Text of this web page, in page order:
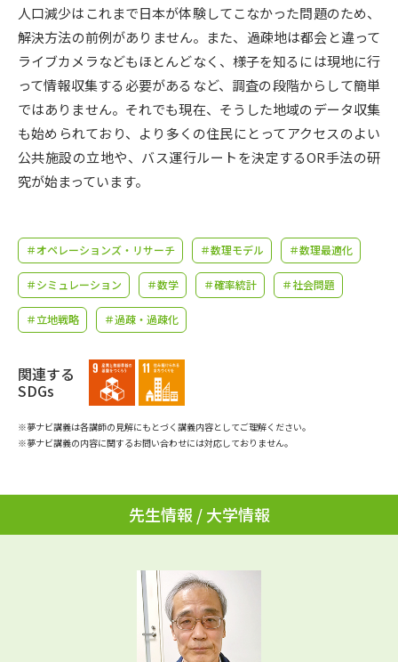
先輩が入学を決めた理由 テレメール全国一斉進学調査
新生活お役立ちガイド
学問発見 学問検索
学問のミニ講義「夢ナビ講義」 学問分野解説
学問の教科書
ユーザーサポート
個人情報取扱規定
訂正のご案内
人口減少はこれまで日本が体験してこなかった問題のため、
解決方法の前例がありません。また、過疎地は都会と違って
ライブカメラなどもほとんどなく、様子を知るには現地に行
って情報収集する必要があるなど、調査の段階からして簡単
ではありません。それでも現在、そうした地域のデータ収集
も始められており、より多くの住民にとってアクセスのよい
公共施設の立地や、バス運行ルートを決定するOR手法の研
究が始まっています。
＃オペレーションズ・リサーチ ＃数理モデル ＃数理最適化
＃シミュレーション ＃数学 ＃確率統計 ＃社会問題
＃立地戦略 ＃過疎・過疎化
関連する
SDGs
※夢ナビ講義は各講師の見解にもとづく講義内容としてご理解ください。
※夢ナビ講義の内容に関するお問い合わせには対応しておりません。
先生情報 / 大学情報